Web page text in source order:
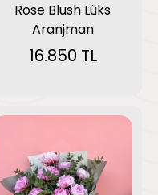
Rose Blush Lüks
Aranjman
16.850 TL